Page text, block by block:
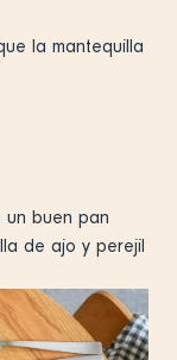
la mantequilla
un buen pan
de ajo y perejil